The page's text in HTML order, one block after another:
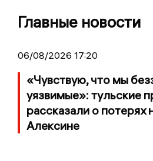
Главные новости
06/08/2026 17:20
«Чувствую, что мы
уязвимые»: тульские
рассказали о потерях
Алексине